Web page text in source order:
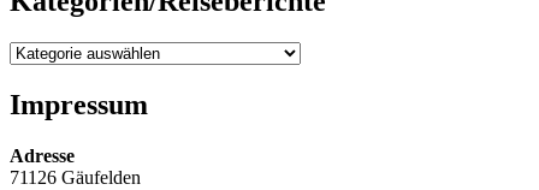
Kategorien/Reiseberichte
Impressum
Adresse
71126 Gäufelden